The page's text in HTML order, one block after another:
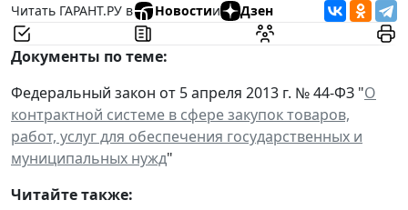
Читать ГАРАНТ.РУ в
Новостии Дзен
Документы по теме:
Федеральный закон от 5 апреля 2013 г. № 44-ФЗ "О
контрактной системе в сфере закупок товаров,
работ, услуг для обеспечения государственных и
муниципальных нужд"
Читайте также: